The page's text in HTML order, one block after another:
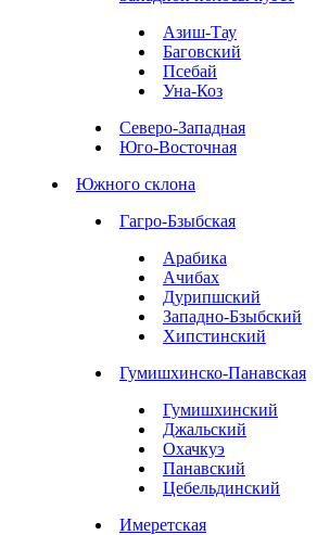
Азиш-Тау
Баговский
Псебай
Уна-Коз
Северо-Западная
Юго-Восточная
Южного склона
Гагро-Бзыбская
Арабика
Ачибах
Дурипшский
Западно-Бзыбский
Хипстинский
Гумишхинско-Панавская
Гумишхинский
Джальский
Охачкуэ
Панавский
Цебельдинский
Имеретская